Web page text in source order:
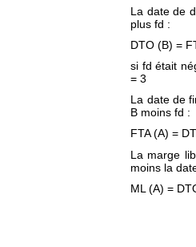
La date de
plus fd :
DTO (B) =
si fd était
= 3
La date de
B moins fd :
FTA (A) =
La marge
moins la
ML (A) =